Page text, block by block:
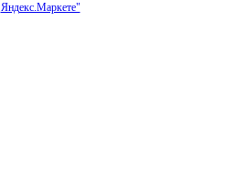
Яндекс.Маркете"